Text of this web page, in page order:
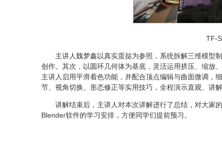
TF-
主讲人魏梦鑫以真实蛋挞为参照，系统拆解三维模型
创作。其次，以圆环几何体为基底，灵活运用挤压、缩放
主讲人启用平滑着色功能，并配合顶点编辑与曲面微调，
节、视角切换、形态修正等实用技巧，全程演示直观、讲
讲解结束后，主讲人对本次讲解进行了总结，对大家
Blender软件的学习安排，方便同学们提前预习。